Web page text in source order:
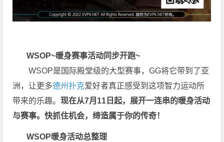
WSOP~暖身赛事活动同步开跑~
WSOP是国际殿堂级的大型赛事，GG将它带到了亚
洲，让更多德州扑克爱好者真正感受到这项智力运动所
带来的乐趣。现在从7月11日起，展开一连串的暖身活动
与赛事。快抓住机会，缔造属于你的传奇！
WSOP暖身活动总整理